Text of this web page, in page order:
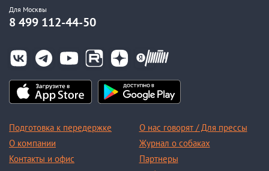
Для Москвы
8 499 112-44-50
Подготовка к передержке
О компании
Контакты и офис
О нас говорят / Для прессы
Журнал о собаках
Партнеры